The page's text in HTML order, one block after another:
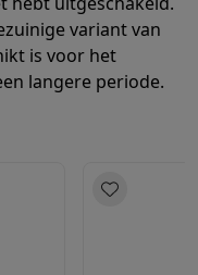
variant van
is voor het
langere periode.